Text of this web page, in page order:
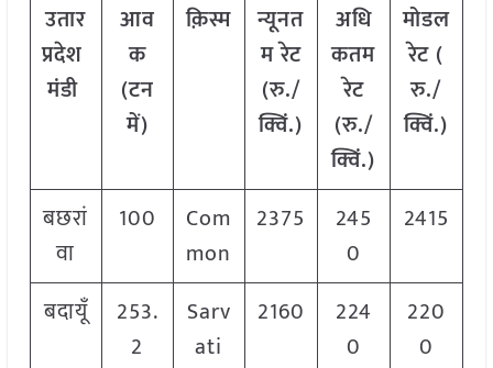
उतार
प्रदेश
मंडी
आव
क
(टन
में)
क़िस्म
न्यूनत
म रेट
(रु./
क्विं.)
अधि
कतम
रेट
(रु./
क्विं.)
मोडल
रेट (
रु./
क्विं.)
बछरां
वा
100
Com
mon
2375
245
0
2415
बदायूँ
253.
2
Sarv
ati
2160
224
0
220
0